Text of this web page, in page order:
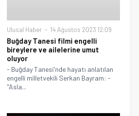
Ulusal Haber 14 Ağustos 2023 12:09
Buğday Tanesi filmi engelli
bireylere ve ailelerine umut
oluyor
- Buğday Tanesi'nde hayatı anlatılan
engelli milletvekili Serkan Bayram: -
"Asla...